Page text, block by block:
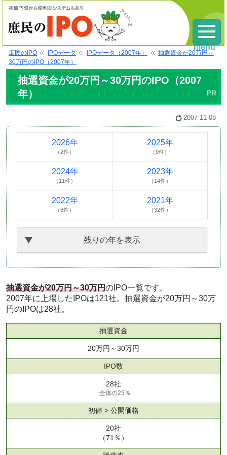
庶民のIPO IPOデータ IPOデータ（2007年）
抽選資金が20万円～
30万円のIPO（2007年）
抽選資金が20万円～30万円のIPO（2007
年）
2007-11-08
2026年
（2件）
2025年
（9件）
2024年
（11件）
2023年
（14件）
2022年
（8件）
2021年
（32件）
残りの年を表示
抽選資金が20万円～30万円のIPO一覧です。
2007年に上場したIPOは121社。抽選資金が20万円～30万
円のIPOは28社。
抽選資金
20万円～30万円
IPO数
28社
全体の23％
初値 > 公開価格
20社
（71％）
menu